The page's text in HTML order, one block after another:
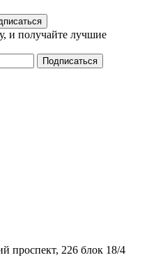
и получайте лучшие
проспект, 226 блок 18/4